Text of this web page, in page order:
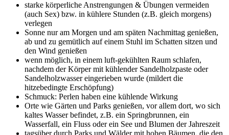
starke körperliche Anstrengungen & Übungen vermeiden
(auch Sex) bzw. in kühlere Stunden (z.B. gleich morgens)
verlegen
Sonne nur am Morgen und am späten Nachmittag genießen,
ab und zu gemütlich auf einem Stuhl im Schatten sitzen und
den Wind genießen
wenn möglich, in einem luft-gekühlten Raum schlafen,
nachdem der Körper mit kühlender Sandelholzpaste oder
Sandelholzwasser eingerieben wurde (mildert die
hitzebedingte Erschöpfung)
Schmuck: Perlen haben eine kühlende Wirkung
Orte wie Gärten und Parks genießen, vor allem dort, wo sich
kaltes Wasser befindet, z.B. ein Springbrunnen, ein
Wasserfall, ein Fluss oder ein See und Blumen der Jahreszeit